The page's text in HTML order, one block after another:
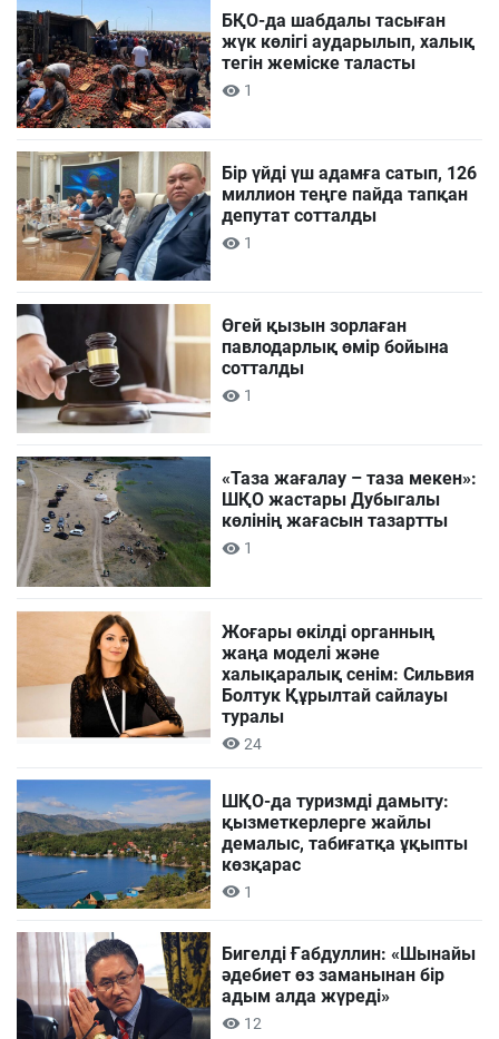
БҚО-да шабдалы тасыған
жүк көлігі аударылып, халық
тегін жеміске таласты
1
Бір үйді үш адамға сатып, 126
миллион теңге пайда тапқан
депутат сотталды
1
Өгей қызын зорлаған
павлодарлық өмір бойына
сотталды
1
«Таза жағалау – таза мекен»:
ШҚО жастары Дубыгалы
көлінің жағасын тазартты
1
Жоғары өкілді органның
жаңа моделі және
халықаралық сенім: Сильвия
Болтук Құрылтай сайлауы
туралы
24
ШҚО-да туризмді дамыту:
қызметкерлерге жайлы
демалыс, табиғатқа ұқыпты
көзқарас
1
Бигелді Ғабдуллин: «Шынайы
әдебиет өз заманынан бір
адым алда жүреді»
12